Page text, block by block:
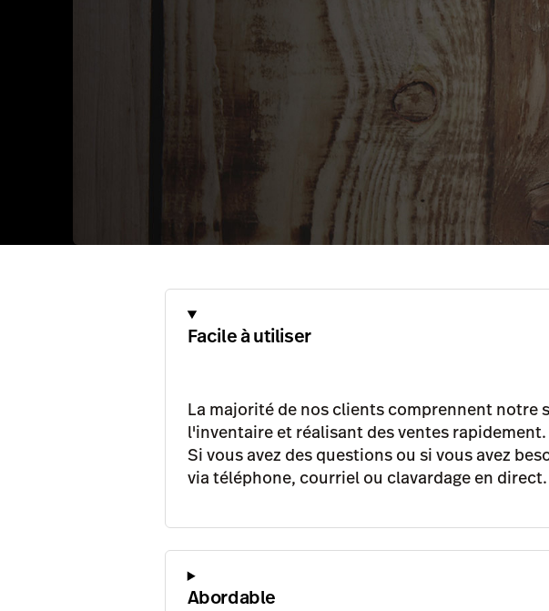
Facile à utiliser
La majorité de nos clients comprennent notre
l'inventaire et réalisant des ventes rapidement.
Si vous avez des questions ou si vous avez
via téléphone, courriel ou clavardage en direct.
Abordable